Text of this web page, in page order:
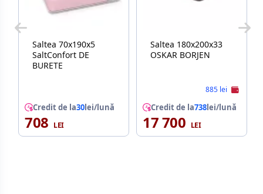
Saltea 70x190x5
SaltConfort DE
BURETE
Credit de la30lei/lună
708
Saltea 180x200x33
OSKAR BORJEN
885 lei
Credit de la738lei/lună
17 700